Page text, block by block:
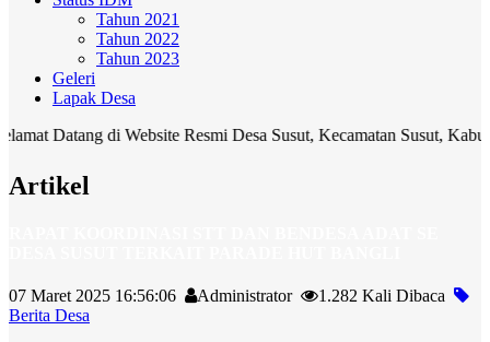
Tahun 2021
Tahun 2022
Tahun 2023
Geleri
Lapak Desa
di Website Resmi Desa Susut, Kecamatan Susut, Kabupaten
Artikel
07 Maret 2025 16:56:06 Administrator
1.282 Kali Dibaca
Berita Desa